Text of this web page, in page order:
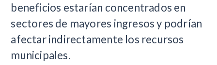
beneficios estarían concentrados en
sectores de mayores ingresos y podrían
afectar indirectamente los recursos
municipales.